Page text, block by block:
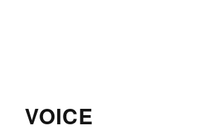
VOICE